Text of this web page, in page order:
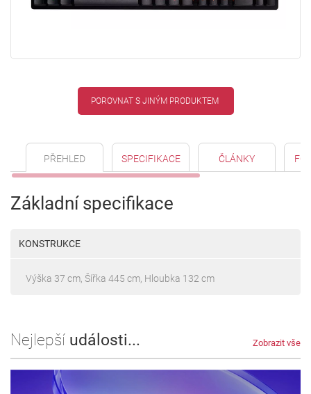
POROVNAT S JINÝM PRODUKTEM
PŘEHLED SPECIFIKACE ČLÁNKY
Základní specifikace
KONSTRUKCE
Výška 37 cm, Šířka 445 cm, Hloubka 132 cm
Nejlepší události... Zobrazit vše